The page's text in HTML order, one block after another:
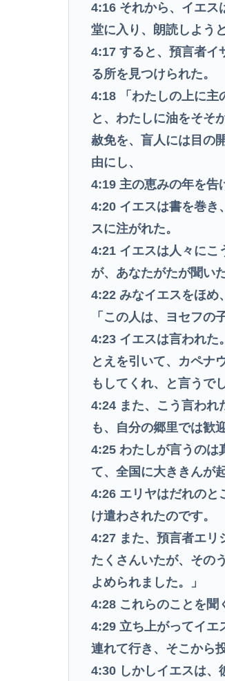
4:16 それから、イエス
堂に入り、朗読しよう
4:17すると、預言者イ
る所を見つけられた。
4:18
「わたしの上に
と、わたしに油をそそ
赦免を、盲人には目の
由にし、
4:19主の恵みの年を告
4:20 イエスは書を巻き
スに注がれた。
4:21 イエスは人々にこ
が、あなたがたが聞い
4:22みなイエスをほめ
「この人は、ヨセフの
4:23 イエスは言われた
とえを引いて、カペナ
もしてくれ、と言うで
4:24 また、こう言われ
も、自分の郷里では歓
4:25わたしが言うのは
て、全国に大ききんが
4:26 エリヤはだれのと
け遣わされたのです。
4:27 また、預言者エリ
たくさんいたが、その
よめられました。」
4:28 これらのことを聞
4:29立ち上がってイエ
連れて行き、そこから
4:30 しかしイエスは、